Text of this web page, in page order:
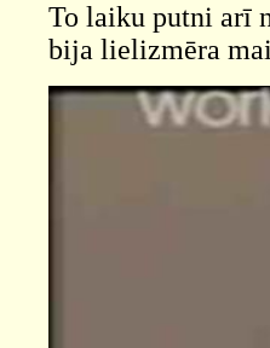
To laiku putni arī
bija lielizmēra